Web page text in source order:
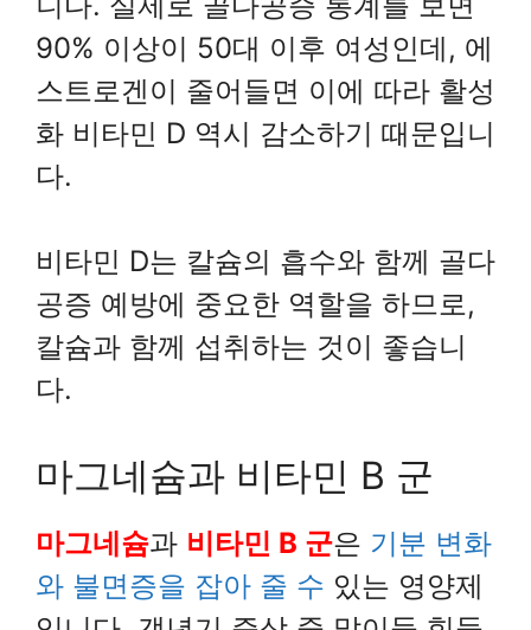
90% 이상이 50대 이후 여성인데, 에
스트로겐이 줄어들면 이에 따라 활성
화 비타민 D 역시 감소하기 때문입니
다.
비타민 D는 칼슘의 흡수와 함께 골다
공증 예방에 중요한 역할을 하므로,
칼슘과 함께 섭취하는 것이 좋습니
다.
마그네슘과 비타민 B 군
마그네슘과 비타민 B 군은 기분 변화
와 불면증을 잡아 줄 수 있는 영양제